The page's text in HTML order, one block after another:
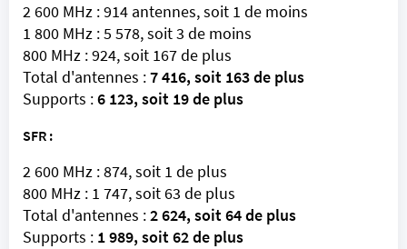
2 600 MHz : 914 antennes, soit 1 de moins
1 800 MHz : 5 578, soit 3 de moins
800 MHz : 924, soit 167 de plus
Total d'antennes :7 416, soit 163 de plus
Supports :6 123, soit 19 de plus
SFR :
2 600 MHz : 874, soit 1 de plus
800 MHz : 1 747, soit 63 de plus
Total d'antennes :2 624, soit 64 de plus
Supports : 1 989, soit 62 de plus